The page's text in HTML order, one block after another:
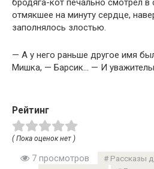
бродяга-кот печально смотрел в
отмякшее на минуту сердце,
заполнялось злостью.
— А у него раньше другое имя
Мишка, — Барсик… — И
Рейтинг
( Пока оценок нет )
7 просмотров Рассказы